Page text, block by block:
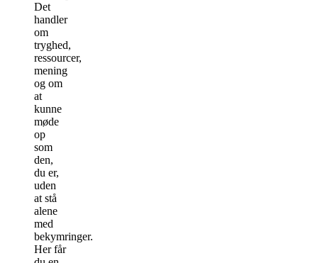
Det
handler
om
tryghed,
ressourcer,
mening
og om
at
kunne
møde
op
som
den,
du er,
uden
at stå
alene
med
bekymringer.
Her får